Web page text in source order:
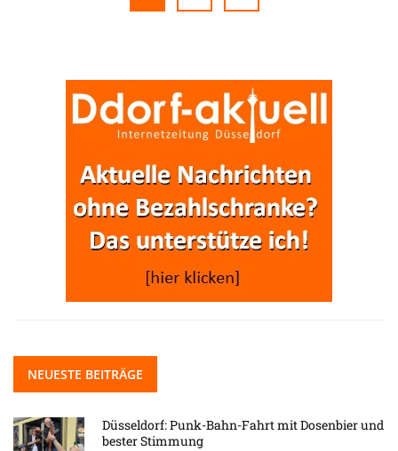
NEUESTE BEITRÄGE
Düsseldorf: Punk-Bahn-Fahrt mit Dosenbier und
bester Stimmung